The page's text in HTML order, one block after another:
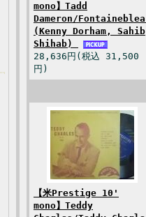
mono】Tadd
Dameron/
(Kenny Dorham, Sahib
Shihab)
28,636円(税込 31,500
円)
【米Prestige 10'
mono】Teddy